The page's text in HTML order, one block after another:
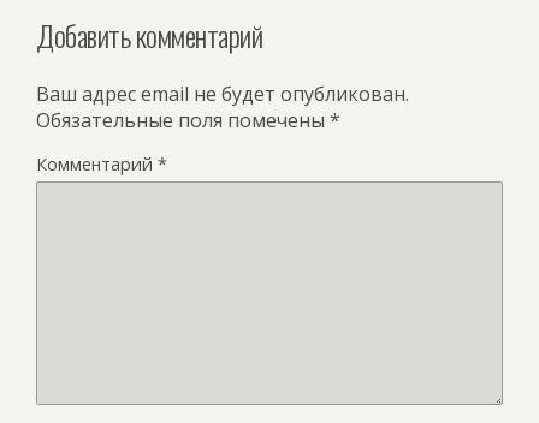
Добавить комментарий
Ваш адрес email не будет опубликован.
Обязательные поля помечены *
Комментарий *